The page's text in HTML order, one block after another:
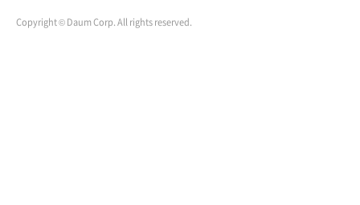
Copyright © Daum Corp. All rights reserved.